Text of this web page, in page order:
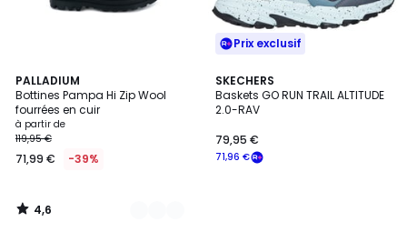
PALLADIUM
Bottines Pampa Hi Zip Wool
fourrées en cuir
à partir de
119,95 €
71,99 € -39%
4,6
/ 5
9
Couleurs
4,6
/
Prix exclusif
SKECHERS
Baskets GO RUN TRAIL ALTITUDE
2.0-RAV
71,96 €
79,95 €